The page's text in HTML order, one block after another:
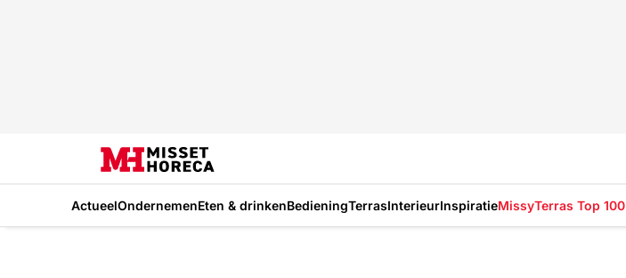
ActueelOndernemenEten & drinkenBedieningTerrasInterieurInspiratieMissyTerras Top 100